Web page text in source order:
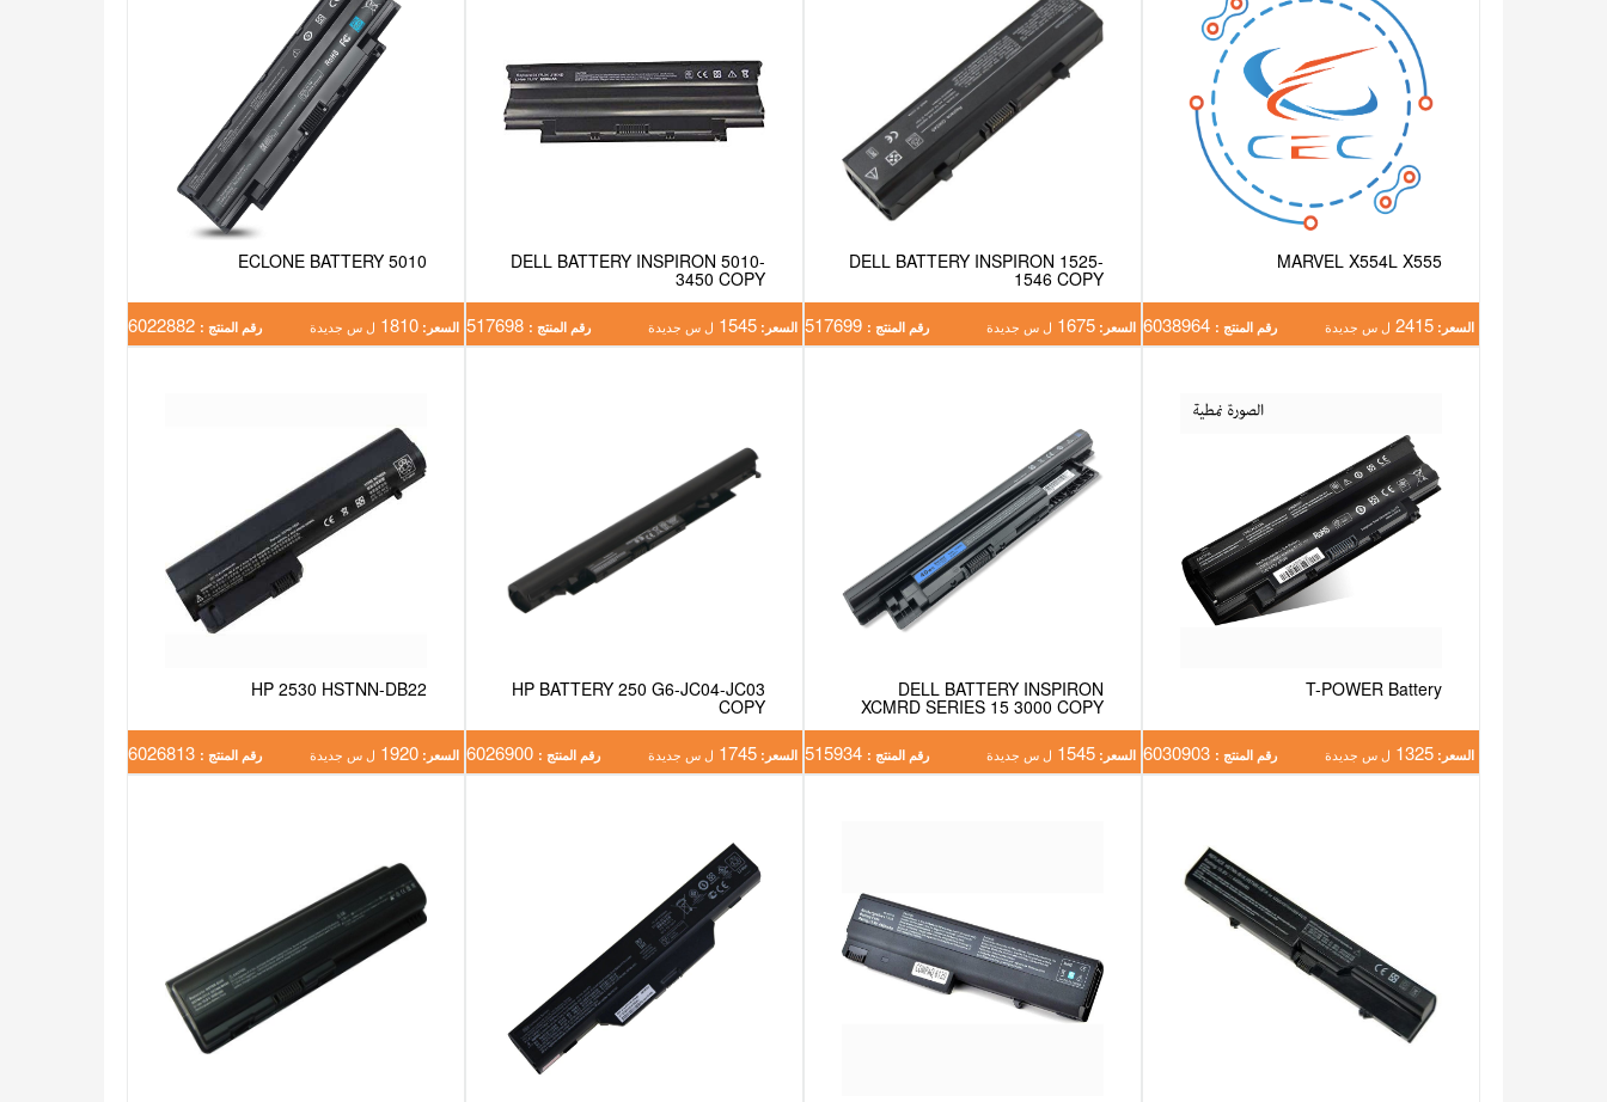
MARVEL X554L X555
السعر: 2415 ل س جديدة رقم المنتج :
DELL BATTERY INSPIRON 1525-
1546 COPY
السعر: 1675 ل س جديدة رقم المنتج :
DELL BATTERY INSPIRON 5010-
3450 COPY
السعر: 1545 ل س جديدة رقم المنتج :
ECLONE BATTERY 5010
السعر: 1810 ل س جديدة رقم المنتج :
T-POWER Battery
السعر: 1325 ل س جديدة رقم المنتج :
DELL BATTERY INSPIRON
XCMRD SERIES 15 3000 COPY
السعر: 1545 ل س جديدة رقم المنتج :
HP BATTERY 250 G6-JC04-JC03
COPY
السعر: 1745 ل س جديدة رقم المنتج :
HP 2530 HSTNN-DB22
السعر: 1920 ل س جديدة رقم المنتج :